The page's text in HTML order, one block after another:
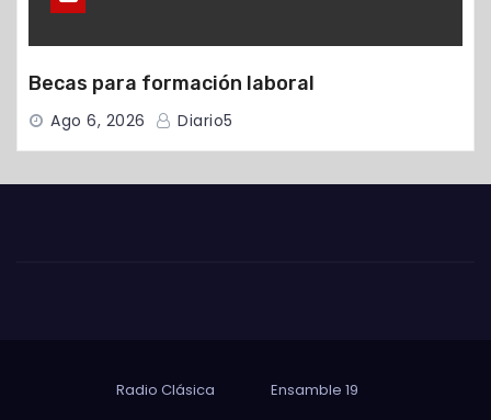
Becas para formación laboral
Ago 6, 2026 Diario5
Radio Clásica Ensamble 19